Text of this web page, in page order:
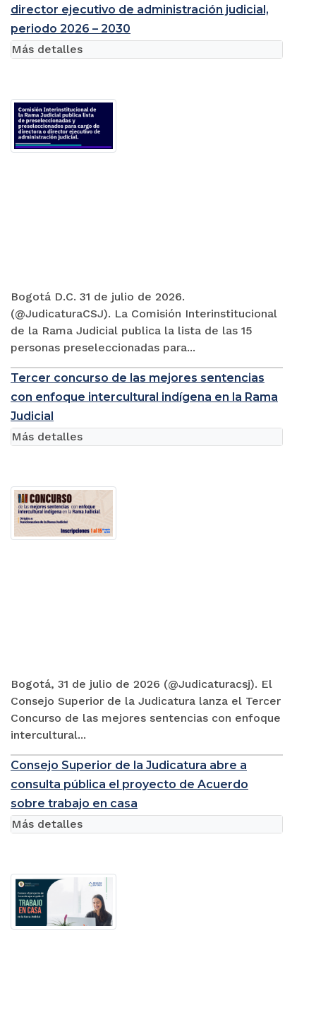
director ejecutivo de administración judicial,
periodo 2026 – 2030
Bogotá D.C. 31 de julio de 2026.
(@JudicaturaCSJ). La Comisión Interinstitucional
de la Rama Judicial publica la lista de las 15
personas preseleccionadas para...
Más detalles
Tercer concurso de las mejores sentencias
con enfoque intercultural indígena en la Rama
Judicial
Bogotá, 31 de julio de 2026 (@Judicaturacsj). El
Consejo Superior de la Judicatura lanza el Tercer
Concurso de las mejores sentencias con enfoque
intercultural...
Más detalles
Consejo Superior de la Judicatura abre a
consulta pública el proyecto de Acuerdo
sobre trabajo en casa
Más detalles